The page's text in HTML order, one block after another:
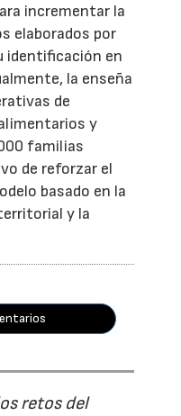
incrementar la
elaborados por
identificación en
la enseña
de
y
familias
de reforzar el
basado en la
y la
retos del